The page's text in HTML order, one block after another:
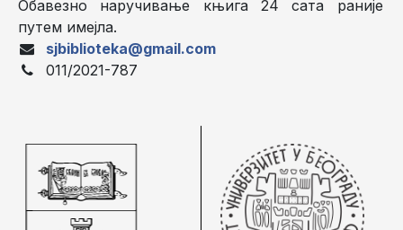
Обавезно наручивање књига 24 сата раније
путем имејла.
sjbiblioteka@gmail.com
011/2021-787